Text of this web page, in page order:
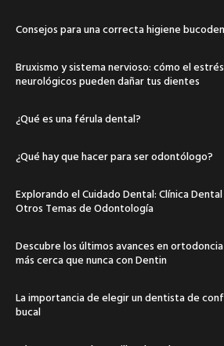
Consejos para una correcta higiene
Bruxismo y sistema nervioso: cómo el
neurológicos pueden dañar tus dientes
¿Qué es una férula dental?
¿Qué hay que hacer para ser odontólogo?
Explorando el Cuidado Dental: Clínica
Otros Temas de Odontología
Descubre los últimos avances en
más cerca que nunca con Dentin
La importancia de elegir un dentista de
bucal